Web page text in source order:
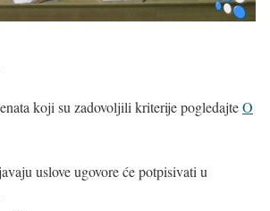
koji su zadovoljili kriterije pogledajteO
uslove ugovore će potpisivati u